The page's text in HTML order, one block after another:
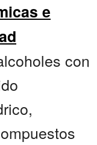
e
con